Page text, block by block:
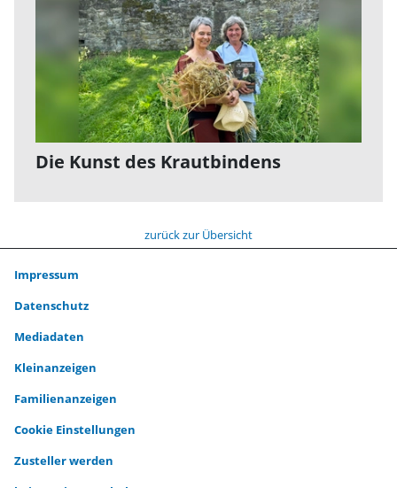
Die Kunst des Krautbindens
zurück zur Übersicht
Impressum
Datenschutz
Mediadaten
Kleinanzeigen
Familienanzeigen
Cookie Einstellungen
Zusteller werden